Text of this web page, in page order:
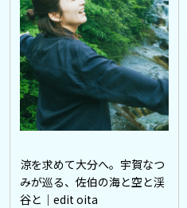
涼を求めて大分へ。宇賀なつ
みが巡る、佐伯の海と空と渓
谷と｜edit oita